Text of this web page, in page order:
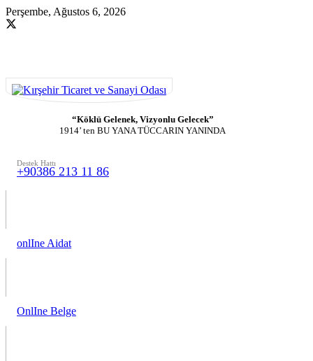
Perşembe, Ağustos 6, 2026
“Köklü Gelenek, Vizyonlu Gelecek”
1914’ ten BU YANA TÜCCARIN YANINDA
Destek Hattı
+90386 213 11 86
onlIne Aidat
OnlIne Belge